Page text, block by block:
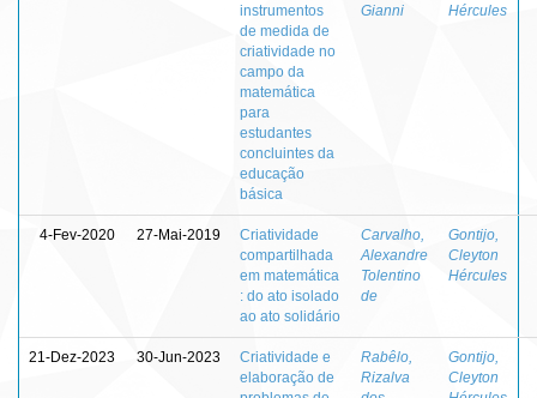
instrumentos
de medida de
criatividade no
campo da
matemática
para
estudantes
concluintes da
educação
básica
Gianni
Hércules
4-Fev-2020 27-Mai-2019
Criatividade
compartilhada
em matemática
: do ato isolado
ao ato solidário
Carvalho,
Alexandre
Tolentino
de
Gontijo,
Cleyton
Hércules
21-Dez-2023 30-Jun-2023
Criatividade e
elaboração de
Rabêlo,
Rizalva
Gontijo,
Cleyton